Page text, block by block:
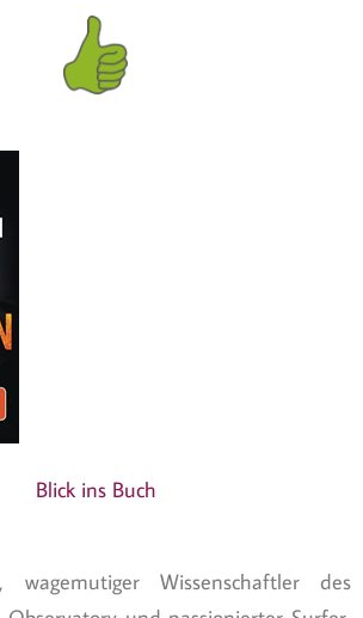
Blick ins Buch
wagemutiger Wissenschaftler des